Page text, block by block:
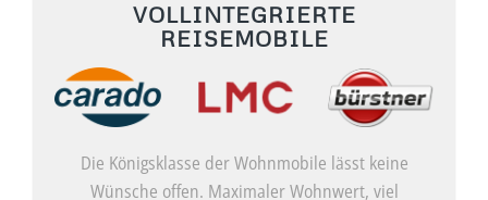
VOLLINTEGRIERTE
REISEMOBILE
Die Königsklasse der Wohnmobile lässt keine
Wünsche offen. Maximaler Wohnwert, viel